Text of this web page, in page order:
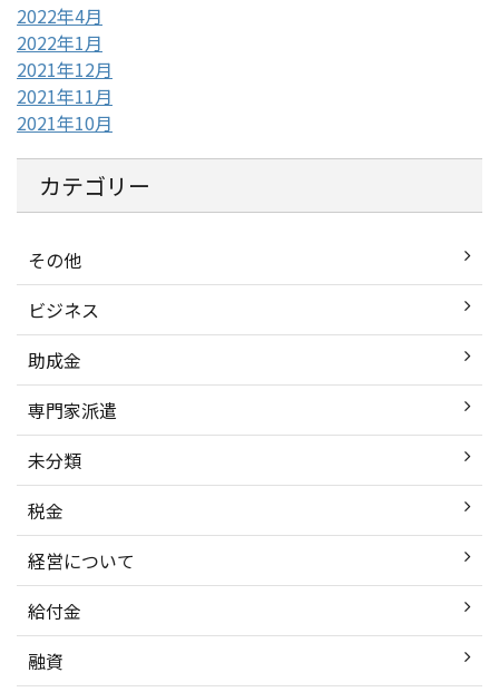
2022年4月
2022年1月
2021年12月
2021年11月
2021年10月
カテゴリー
その他
ビジネス
助成金
専門家派遣
未分類
税金
経営について
給付金
融資